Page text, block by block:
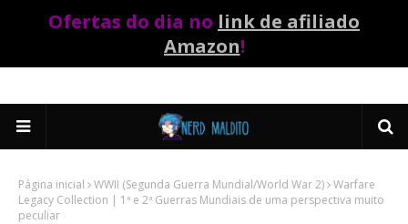
Ofertas do dia no link de afiliado
Amazon!
Página inicial WWII (Segunda Guerra Mundial/World War 2) Warfare
Legacy Collection | 1ª e 2ª Guerras Mundiais de uma perspectiva muito
peculiar